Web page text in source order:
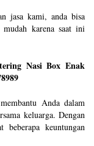
jasa kami, anda bisa
mudah karena saat ini
Nasi Box Enak
Anda dalam
keluarga. Dengan
beberapa keuntungan